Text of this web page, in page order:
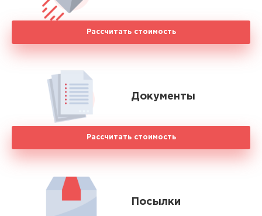
Рассчитать стоимость
Документы
Рассчитать стоимость
Посылки